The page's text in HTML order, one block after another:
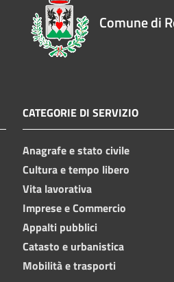
Comune di
CATEGORIE DI SERVIZIO
Anagrafe e stato civile
Cultura e tempo libero
Vita lavorativa
Imprese e Commercio
Appalti pubblici
Catasto e urbanistica
Mobilità e trasporti